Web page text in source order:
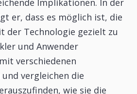
er, dass es möglich ist, die
der Technologie gezielt zu
und Anwender
verschiedenen
vergleichen die
wie sie die